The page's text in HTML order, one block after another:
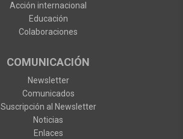
Acción internacional
Educación
Colaboraciones
COMUNICACIÓN
Newsletter
Comunicados
Suscripción al Newsletter
Noticias
Enlaces